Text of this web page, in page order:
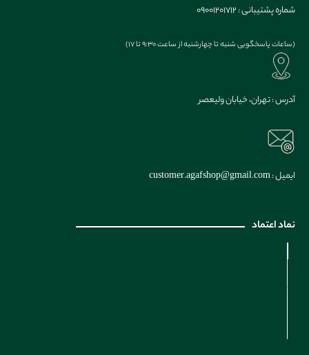
شماره پشتیبانی : 09001201712
(ساعات پاسخگویی شنبه تا چهارشنبه از ساعت 9:30 تا 17)
آدرس : تهران، خیابان ولیعصر
ایمیل : customer.agafshop@gmail.com
نماد اعتماد